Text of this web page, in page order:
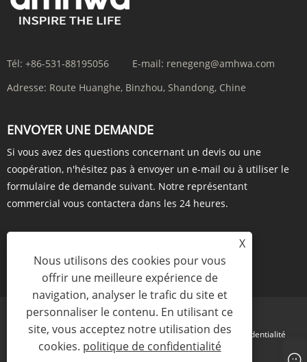
Tél: +86-531-88195056 E-mail: renegeng@amhwa.com
Adresse: Route Huanghe, Binzhou, Shandong, Chine
ENVOYER UNE DEMANDE
Si vous avez des questions concernant un devis ou une
coopération, n'hésitez pas à envoyer un e-mail ou à utiliser le
formulaire de demande suivant. Notre représentant
commercial vous contactera dans les 24 heures.
ENQUÊTE MAINTENANT
Links Sitemap RSS XML politique de confidentialité
X
Nous utilisons des cookies pour vous
offrir une meilleure expérience de
navigation, analyser le trafic du site et
personnaliser le contenu. En utilisant ce
site, vous acceptez notre utilisation des
cookies. politique de confidentialité